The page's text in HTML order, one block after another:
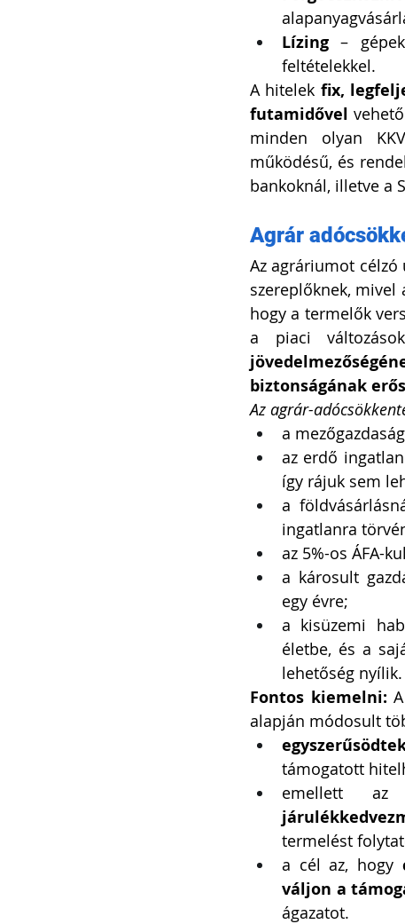
Lízing –
feltételekkel.
A hitelek fix,
futamidővel
minden olyan
működésű, és
bankoknál, illetve a
Agrár
Az agráriumot célzó
szereplőknek,
hogy a termelők
a piaci
biztonságának
Az agrár-
a
az erdő
így rájuk sem
a
ingatlanra
az 5%-os ÁFA-
a károsult
egy évre;
a kisüzemi
életbe, és a
lehetőség nyílik.
Fontos kiemelni:
alapján módosult
támogatott
emellett az
termelést
a cél az, hogy
váljon a
ágazatot.